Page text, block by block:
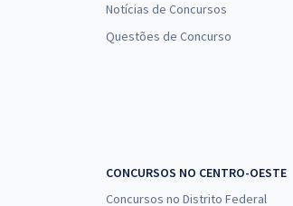
Notícias de Concursos
Questões de Concurso
CONCURSOS NO CENTRO-OESTE
Concursos no Distrito Federal